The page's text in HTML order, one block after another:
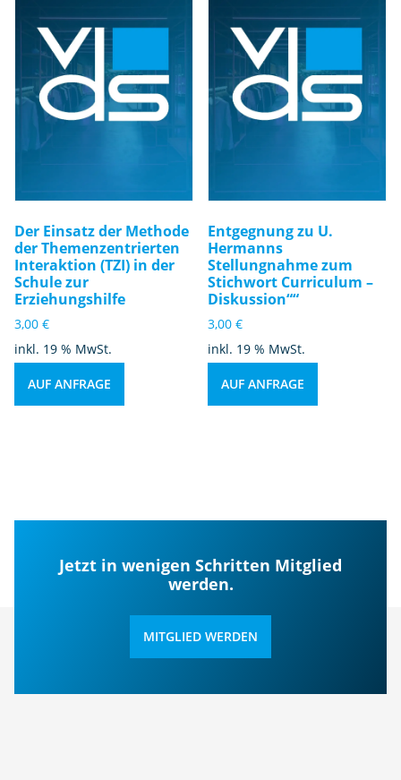
Der Einsatz der Methode
der Themenzentrierten
Interaktion (TZI) in der
Schule zur
Erziehungshilfe
3,00 €
inkl. 19 % MwSt.
AUF ANFRAGE
Entgegnung zu U.
Hermanns
Stellungnahme zum
Stichwort Curriculum –
Diskussion““
3,00€
inkl. 19 % MwSt.
AUF ANFRAGE
Jetzt in wenigen Schritten Mitglied
werden.
MITGLIED WERDEN